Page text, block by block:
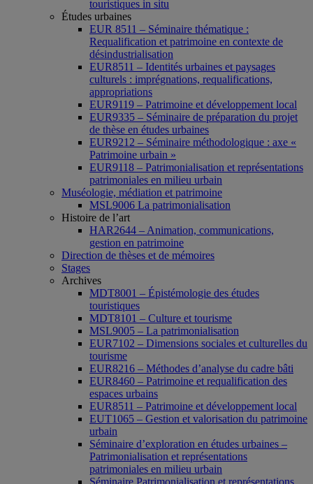
touristiques in situ
Études urbaines
EUR 8511 – Séminaire thématique :
Requalification et patrimoine en contexte de
désindustrialisation
EUR8511 – Identités urbaines et paysages
culturels : imprégnations, requalifications,
appropriations
EUR9119 – Patrimoine et développement local
EUR9335 – Séminaire de préparation du projet
de thèse en études urbaines
EUR9212 – Séminaire méthodologique : axe «
Patrimoine urbain »
EUR9118 – Patrimonialisation et représentations
patrimoniales en milieu urbain
Muséologie, médiation et patrimoine
MSL9006 La patrimonialisation
Histoire de l’art
HAR2644 – Animation, communications,
gestion en patrimoine
Direction de thèses et de mémoires
Stages
Archives
MDT8001 – Épistémologie des études
touristiques
MDT8101 – Culture et tourisme
MSL9005 – La patrimonialisation
EUR7102 – Dimensions sociales et culturelles du
tourisme
EUR8216 – Méthodes d’analyse du cadre bâti
EUR8460 – Patrimoine et requalification des
espaces urbains
EUR8511 – Patrimoine et développement local
EUT1065 – Gestion et valorisation du patrimoine
urbain
Séminaire d’exploration en études urbaines –
Patrimonialisation et représentations
patrimoniales en milieu urbain